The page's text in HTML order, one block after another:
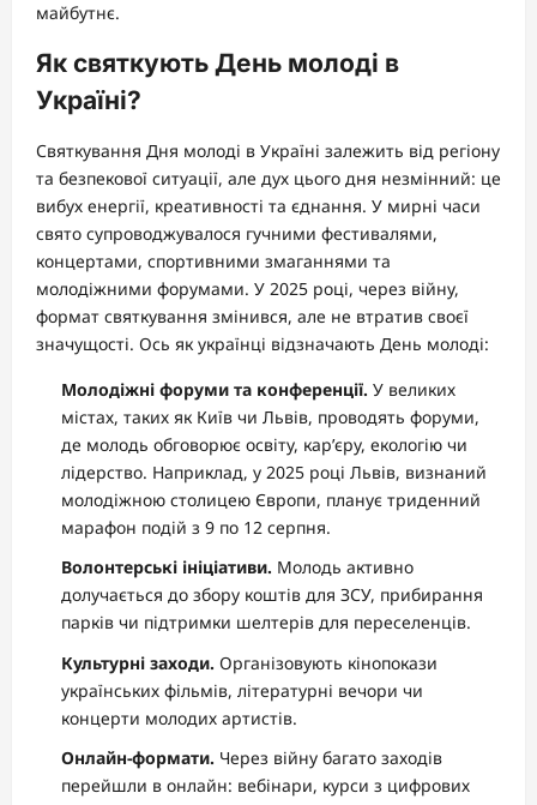
майбутнє.
Як святкують День молоді в
Україні?
Святкування Дня молоді в Україні залежить від регіону
та безпекової ситуації, але дух цього дня незмінний: це
вибух енергії, креативності та єднання. У мирні часи
свято супроводжувалося гучними фестивалями,
концертами, спортивними змаганнями та
молодіжними форумами. У 2025 році, через війну,
формат святкування змінився, але не втратив своєї
значущості. Ось як українці відзначають День молоді:
Молодіжні форуми та конференції. У великих
містах, таких як Київ чи Львів, проводять форуми,
де молодь обговорює освіту, кар’єру, екологію чи
лідерство. Наприклад, у 2025 році Львів, визнаний
молодіжною столицею Європи, планує триденний
марафон подій з 9 по 12 серпня.
Волонтерські ініціативи. Молодь активно
долучається до збору коштів для ЗСУ, прибирання
парків чи підтримки шелтерів для переселенців.
Культурні заходи. Організовують кінопокази
українських фільмів, літературні вечори чи
концерти молодих артистів.
Онлайн-формати. Через війну багато заходів
перейшли в онлайн: вебінари, курси з цифрових